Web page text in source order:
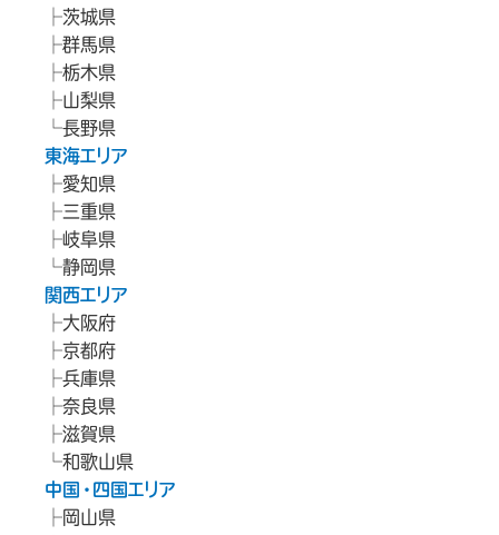
茨城県
群馬県
栃木県
山梨県
長野県
東海エリア
愛知県
三重県
岐阜県
静岡県
関西エリア
大阪府
京都府
兵庫県
奈良県
滋賀県
和歌山県
中国・四国エリア
岡山県